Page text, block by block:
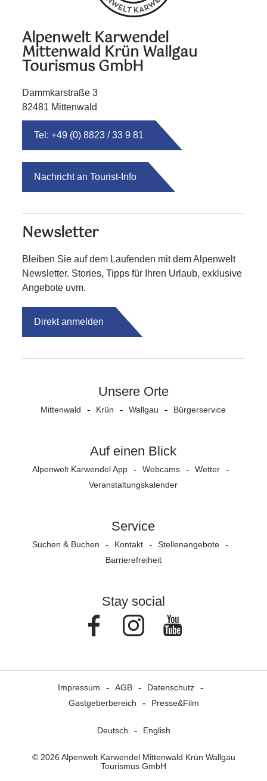
Alpenwelt Karwendel
Mittenwald Krün Wallgau
Tourismus GmbH
Dammkarstraße 3
82481 Mittenwald
Tel: +49 (0) 8823 / 33 9 81
Nachricht an Tourist-Info
Newsletter
Bleiben Sie auf dem Laufenden mit dem Alpenwelt
Newsletter. Stories, Tipps für Ihren Urlaub, exklusive
Angebote uvm.
Direkt anmelden
Unsere Orte
Mittenwald Krün Wallgau Bürgerservice
Auf einen Blick
Alpenwelt Karwendel App Webcams
Wetter
Veranstaltungs­kalender
Service
Suchen & Buchen Kontakt
Stellenangebote
Barrierefreiheit
Stay social
FacebookInstagram
Impressum AGB
Datenschutz
Gastgeberbereich
Presse&Film
Deutsch English
© 2026 Alpenwelt Karwendel Mittenwald Krün Wallgau
Tourismus GmbH